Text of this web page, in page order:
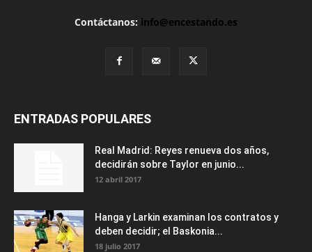
Contáctanos: info@encestando.es
ENTRADAS POPULARES
Real Madrid: Reyes renueva dos años,
decidirán sobre Taylor en junio...
12 abril 2017
Hanga y Larkin examinan los contratos y
deben decidir; el Baskonia...
18 julio 2017